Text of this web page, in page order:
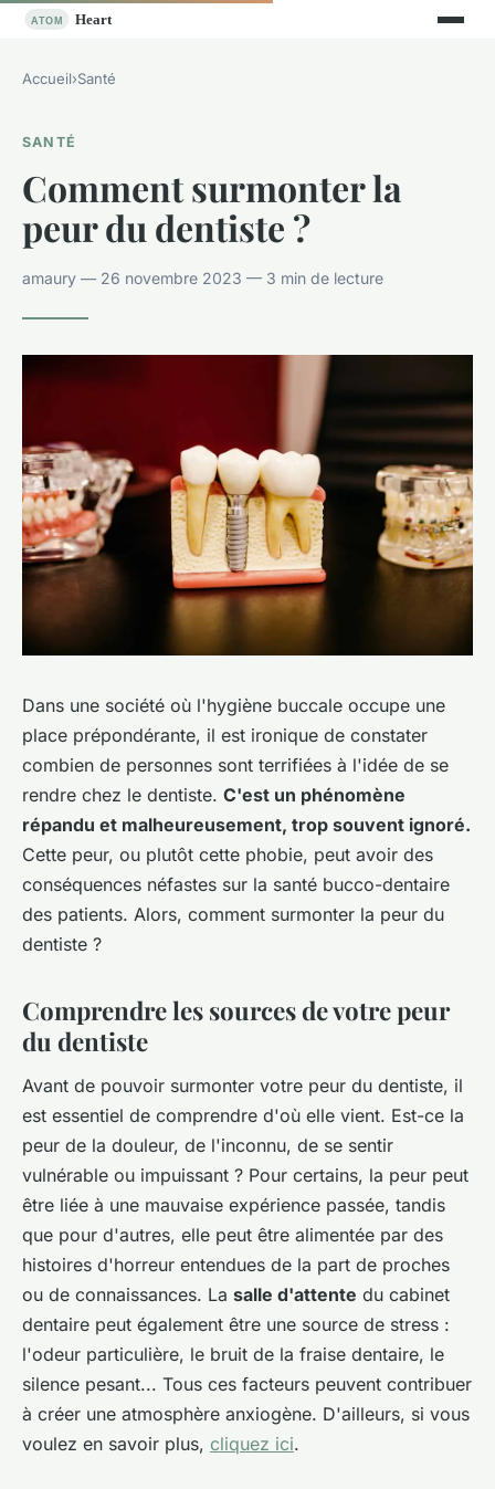
Accueil›Santé
SANTÉ
Comment surmonter la
peur du dentiste ?
amaury — 26 novembre 2023 — 3 min de lecture
Dans une société où l'hygiène buccale occupe une
place prépondérante, il est ironique de constater
combien de personnes sont terrifiées à l'idée de se
rendre chez le dentiste. C'est un phénomène
répandu et malheureusement, trop souvent ignoré.
Cette peur, ou plutôt cette phobie, peut avoir des
conséquences néfastes sur la santé bucco-dentaire
des patients. Alors, comment surmonter la peur du
dentiste ?
Comprendre les sources de votre peur
du dentiste
Avant de pouvoir surmonter votre peur du dentiste, il
est essentiel de comprendre d'où elle vient. Est-ce la
peur de la douleur, de l'inconnu, de se sentir
vulnérable ou impuissant ? Pour certains, la peur peut
être liée à une mauvaise expérience passée, tandis
que pour d'autres, elle peut être alimentée par des
histoires d'horreur entendues de la part de proches
ou de connaissances. La salle d'attente du cabinet
dentaire peut également être une source de stress :
l'odeur particulière, le bruit de la fraise dentaire, le
silence pesant... Tous ces facteurs peuvent contribuer
à créer une atmosphère anxiogène. D'ailleurs, si vous
voulez en savoir plus, cliquez ici.